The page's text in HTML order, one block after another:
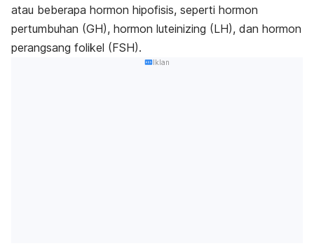
atau beberapa hormon hipofisis, seperti hormon
pertumbuhan (GH), hormon luteinizing (LH), dan hormon
perangsang folikel (FSH).
Iklan